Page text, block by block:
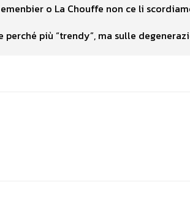
o La Chouffe non ce li
più “trendy”, ma sulle